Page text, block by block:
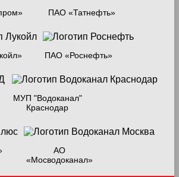
ПАО «Татнефть»
ПАО «Роснефть»
МУП "Водоканал"
Краснодар
АО
«Мосводоканал»